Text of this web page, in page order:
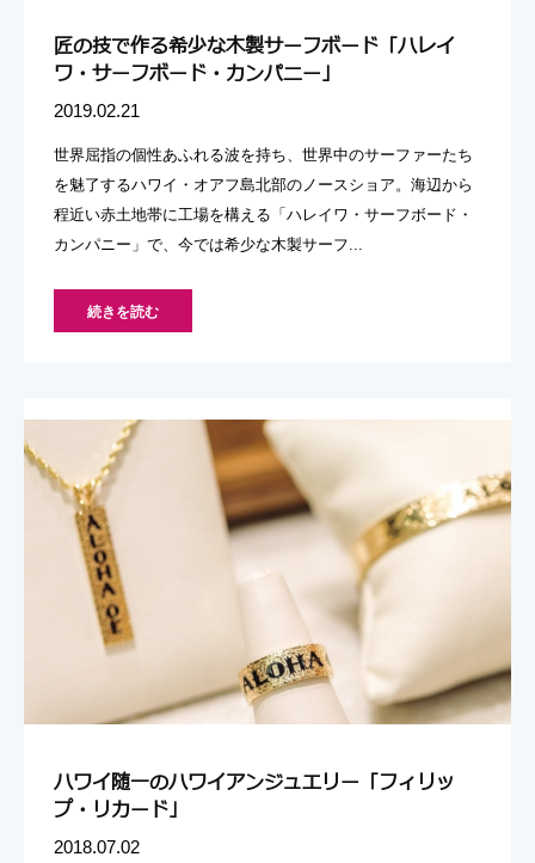
匠の技で作る希少な木製サーフボード「ハレイ
ワ・サーフボード・カンパニー」
2019.02.21
世界屈指の個性あふれる波を持ち、世界中のサーファーたち
を魅了するハワイ・オアフ島北部のノースショア。海辺から
程近い赤土地帯に工場を構える「ハレイワ・サーフボード・
カンパニー」で、今では希少な木製サーフ...
続きを読む
ハワイ随一のハワイアンジュエリー「フィリッ
プ・リカード」
2018.07.02